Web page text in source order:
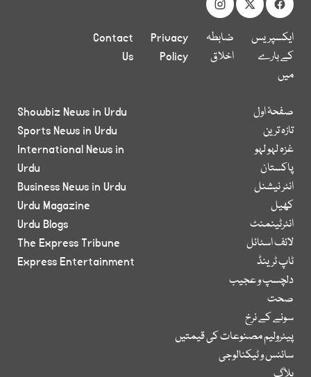
ایکسپریس
کے بارے
میں
ضابطہ
اخلاق
Privacy
Policy
Contact
Us
صفحۂ اول
تازہ ترین
غزہ لہو لہو
پاکستان
انٹر نیشنل
کھیل
انٹرٹینمنٹ
لائف اسٹائل
ٹاپ ٹرینڈ
دلچسپ و عجیب
صحت
سونے کے نرخ
پیٹرولیم مصنوعات کی قیمتیں
سائنس و ٹیکنالوجی
Showbiz News in Urdu
Sports News in Urdu
International News in
Urdu
Business News in Urdu
Urdu Magazine
Urdu Blogs
The Express Tribune
Express Entertainment